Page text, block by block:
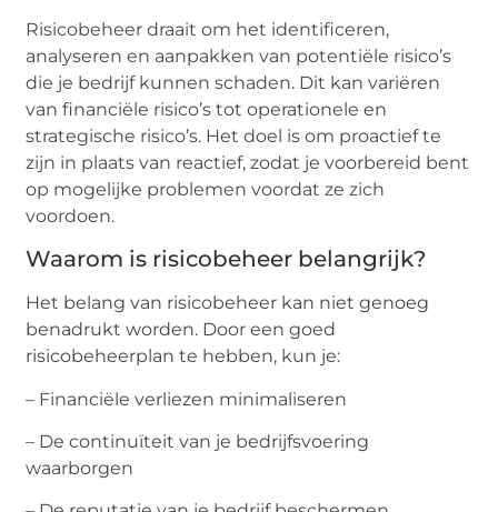
Risicobeheer draait om het identificeren,
analyseren en aanpakken van potentiële risico’s
die je bedrijf kunnen schaden. Dit kan variëren
van financiële risico’s tot operationele en
strategische risico’s. Het doel is om proactief te
zijn in plaats van reactief, zodat je voorbereid bent
op mogelijke problemen voordat ze zich
voordoen.
Waarom is risicobeheer belangrijk?
Het belang van risicobeheer kan niet genoeg
benadrukt worden. Door een goed
risicobeheerplan te hebben, kun je:
– Financiële verliezen minimaliseren
– De continuïteit van je bedrijfsvoering
waarborgen